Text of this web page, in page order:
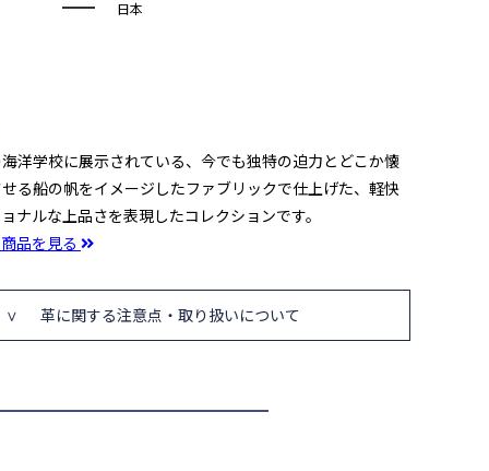
日本
洋学校に展示されている、今でも独特の迫力とどこか懐
る船の帆をイメージしたファブリックで仕上げた、軽快
ナルな上品さを表現したコレクションです。
品を見る
革に関する注意点・取り扱いについて